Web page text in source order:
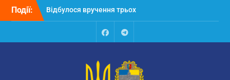
Перейти
Події:
Відбулося вручення трьох
автобусів для потреб
Відбулося засідання
освіти та науки обласної
державної адміністрації
FacebookTalegram